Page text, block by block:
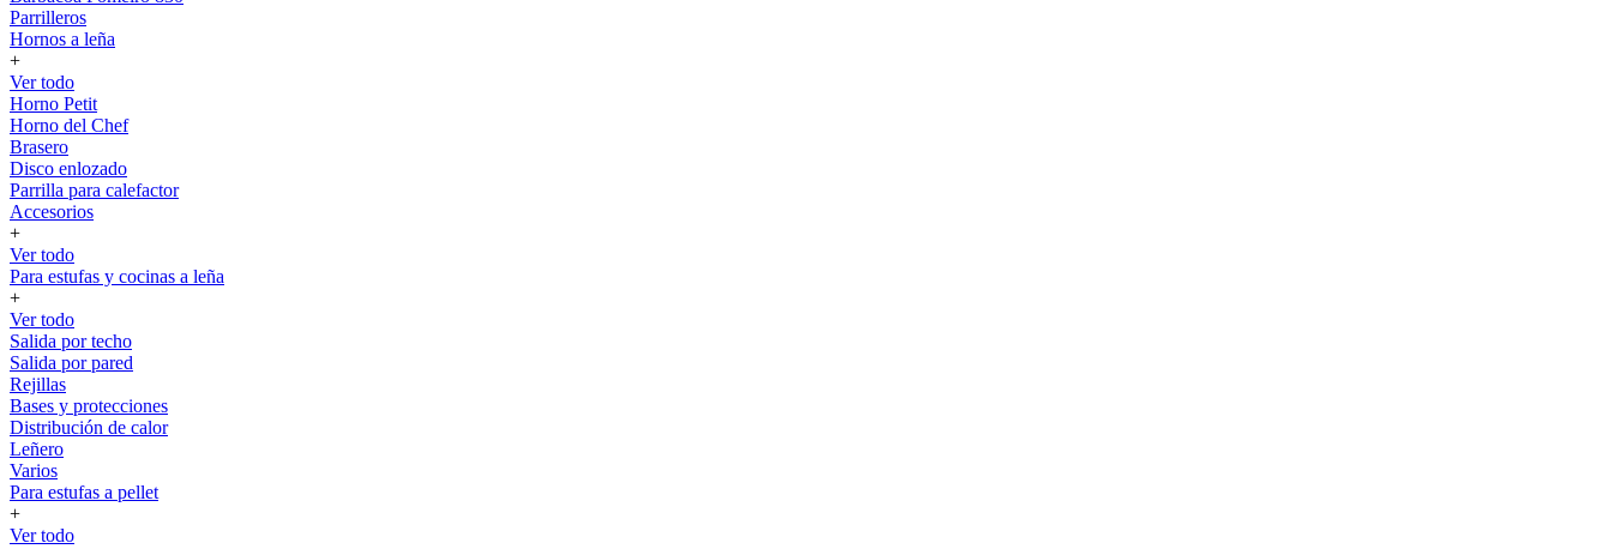
Parrilleros
Hornos a leña
+
Ver todo
Horno Petit
Horno del Chef
Brasero
Disco enlozado
Parrilla para calefactor
Accesorios
+
Ver todo
Para estufas y cocinas a leña
+
Ver todo
Salida por techo
Salida por pared
Rejillas
Bases y protecciones
Distribución de calor
Leñero
Varios
Para estufas a pellet
+
Ver todo